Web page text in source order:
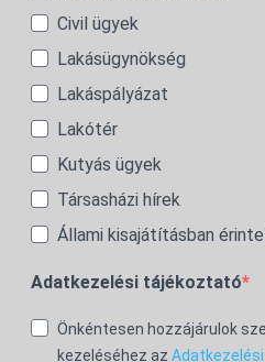
Civil ügyek
Lakásügynökség
Lakáspályázat
Lakótér
Kutyás ügyek
Társasházi hírek
Állami kisajátításban
Adatkezelési tájékoztató
Önkéntesen hozzájárulok
kezeléséhez az